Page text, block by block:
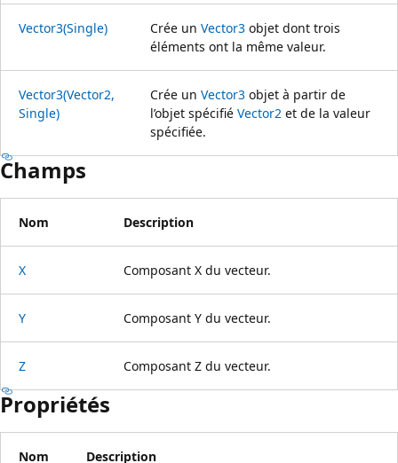
Vector3(Single) Crée un Vector3 objet dont trois
éléments ont la même valeur.
Vector3(Vector2,
Single)
Crée un Vector3 objet à partir de
l’objet spécifié Vector2 et de la valeur
spécifiée.
Champs
Nom Description
X Composant X du vecteur.
Y Composant Y du vecteur.
Z Composant Z du vecteur.
Propriétés
Nom Description